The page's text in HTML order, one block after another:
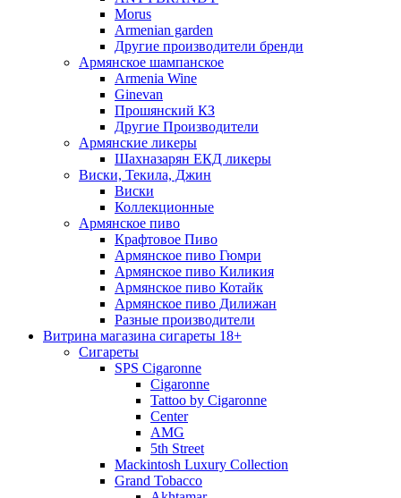
Morus
Armenian garden
Другие производители бренди
Армянское шампанское
Armenia Wine
Ginevan
Прошянский КЗ
Другие Производители
Армянские ликеры
Шахназарян ЕКД ликеры
Виски, Текила, Джин
Виски
Коллекционные
Армянское пиво
Крафтовое Пиво
Армянское пиво Гюмри
Армянское пиво Киликия
Армянское пиво Котайк
Армянское пиво Дилижан
Разные производители
Витрина магазина сигареты 18+
Cигареты
SPS Cigaronne
Сigaronne
Tattoo by Cigaronne
Center
AMG
5th Street
Mackintosh Luxury Collection
Grand Tobacco